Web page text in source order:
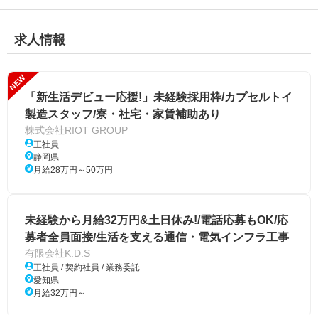
求人情報
NEW
「新生活デビュー応援!」未経験採用枠/カプセルトイ
製造スタッフ/寮・社宅・家賃補助あり
株式会社RIOT GROUP
正社員
静岡県
月給28万円～50万円
未経験から月給32万円&土日休み!/電話応募もOK/応
募者全員面接/生活を支える通信・電気インフラ工事
有限会社K.D.S
正社員 / 契約社員 / 業務委託
愛知県
月給32万円～